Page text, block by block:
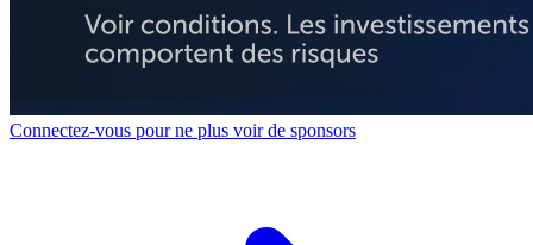
Connectez-vous pour ne plus voir de sponsors